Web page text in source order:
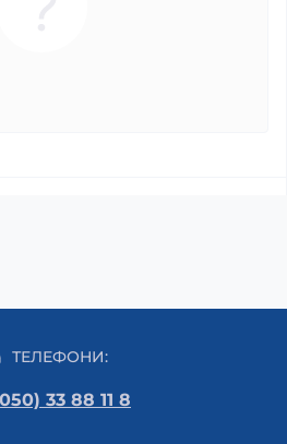
ТЕЛЕФОНИ:
33 88 11 8